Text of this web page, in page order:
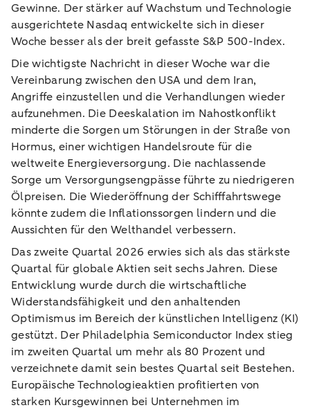
Gewinne. Der stärker auf Wachstum und Technologie
ausgerichtete Nasdaq entwickelte sich in dieser
Woche besser als der breit gefasste S&P 500-Index.
Die wichtigste Nachricht in dieser Woche war die
Vereinbarung zwischen den USA und dem Iran,
Angriffe einzustellen und die Verhandlungen wieder
aufzunehmen. Die Deeskalation im Nahostkonflikt
minderte die Sorgen um Störungen in der Straße von
Hormus, einer wichtigen Handelsroute für die
weltweite Energieversorgung. Die nachlassende
Sorge um Versorgungsengpässe führte zu niedrigeren
Ölpreisen. Die Wiederöffnung der Schifffahrtswege
könnte zudem die Inflationssorgen lindern und die
Aussichten für den Welthandel verbessern.
Das zweite Quartal 2026 erwies sich als das stärkste
Quartal für globale Aktien seit sechs Jahren. Diese
Entwicklung wurde durch die wirtschaftliche
Widerstandsfähigkeit und den anhaltenden
Optimismus im Bereich der künstlichen Intelligenz (KI)
gestützt. Der Philadelphia Semiconductor Index stieg
im zweiten Quartal um mehr als 80 Prozent und
verzeichnete damit sein bestes Quartal seit Bestehen.
Europäische Technologieaktien profitierten von
starken Kursgewinnen bei Unternehmen im